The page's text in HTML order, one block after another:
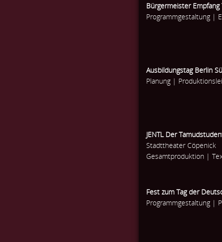
Bürgermeister
Programmgestaltung |
Ausbildungstag Berlin
Planung |
JENTL Der
Stadttheater Cöpenick
Gesamtproduktion |
Fest zum Tag der
Programmgestaltung |